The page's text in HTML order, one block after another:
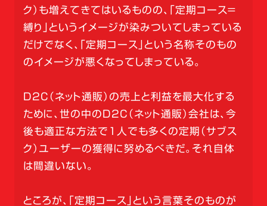
ク）も増えてきてはいるものの、「定期コース＝
縛り」というイメージが染みついてしまっている
だけでなく、「定期コース」という名称そのもの
のイメージが悪くなってしまっている。
D2C（ネット通販）の売上と利益を最大化する
ために、世の中のD2C（ネット通販）会社は、今
後も適正な方法で1人でも多くの定期（サブス
ク）ユーザーの獲得に努めるべきだ。それ自体
は間違いない。
ところが、「定期コース」という言葉そのものが